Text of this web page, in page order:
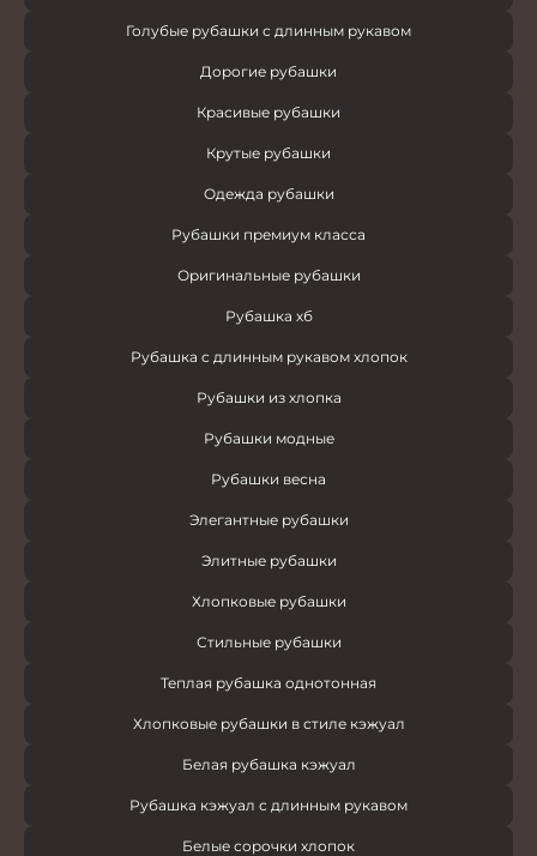
Голубые рубашки с длинным рукавом
Дорогие рубашки
Красивые рубашки
Крутые рубашки
Одежда рубашки
Рубашки премиум класса
Оригинальные рубашки
Рубашка хб
Рубашка с длинным рукавом хлопок
Рубашки из хлопка
Рубашки модные
Рубашки весна
Элегантные рубашки
Элитные рубашки
Хлопковые рубашки
Стильные рубашки
Теплая рубашка однотонная
Хлопковые рубашки в стиле кэжуал
Белая рубашка кэжуал
Рубашка кэжуал с длинным рукавом
Белые сорочки хлопок